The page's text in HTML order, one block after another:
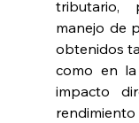
tributario,
manejo de
obtenidos
como en
impacto
rendimiento